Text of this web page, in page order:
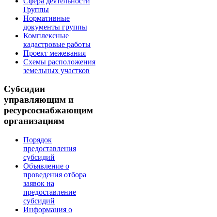
Группы
Нормативные
документы группы
Комплексные
кадастровые работы
Проект межевания
Схемы расположения
земельных участков
Субсидии
управляющим и
ресурсоснабжающим
организациям
Порядок
предоставления
субсидий
Объявление о
проведения отбора
заявок на
предоставление
субсидий
Информация о